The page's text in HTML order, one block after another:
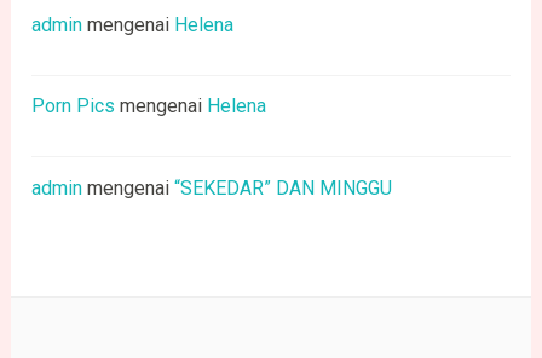
admin mengenai Helena
Porn Pics mengenai Helena
admin mengenai“SEKEDAR” DAN MINGGU